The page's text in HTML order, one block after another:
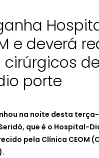
e deverá
de
porte
na noite desta
que é o Hospital-
pela Clínica CEOM